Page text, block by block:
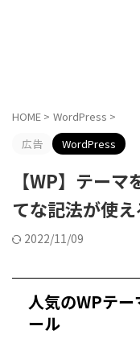
HOME > WordPress >
広告
WordPress
【WP】テー
てな記法が使
2022/11/09
人気のWPテ
ール